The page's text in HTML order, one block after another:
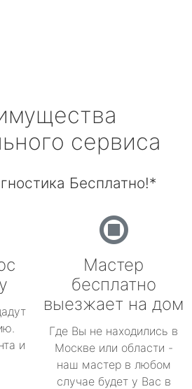
сервиса
Бесплатно!*
и
Мастер
бесплатно
выезжает на дом
Где Вы не находились в
Москве или области -
наш мастер в любом
случае будет у Вас в